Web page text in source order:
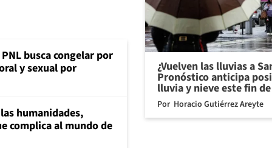
busca congelar por
y sexual por
humanidades,
complica al mundo de
¿Vuelven las lluvias a
Pronóstico anticipa
lluvia y nieve este fin
Por Horacio Gutiérrez Areyte